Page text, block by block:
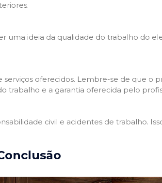
uma ideia da qualidade do trabalho do
oferecidos. Lembre-se de que o
trabalho e a garantia oferecida pelo
civil e acidentes de trabalho.